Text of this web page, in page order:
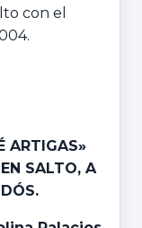
con el
ARTIGAS»
SALTO, A